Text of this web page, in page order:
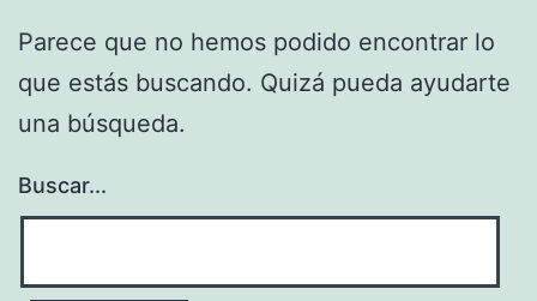
Parece que no hemos podido encontrar lo
que estás buscando. Quizá pueda ayudarte
una búsqueda.
Buscar...